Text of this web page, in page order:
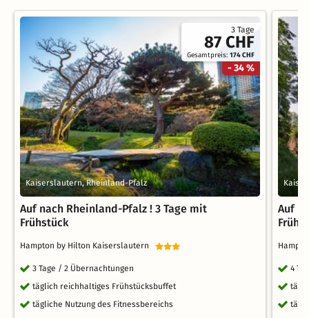
3 Tage
87 CHF
Gesamtpreis:174 CHF
- 34 %
Kaiserslautern, Rheinland-Pfalz
Auf nach Rheinland-Pfalz ! 3 Tage mit
Frühstück
Hampton by Hilton Kaiserslautern
3 Tage / 2 Übernachtungen
täglich reichhaltiges Frühstücksbuffet
tägliche Nutzung des Fitnessbereichs
Auf
4